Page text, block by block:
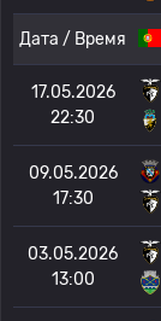
Дата / Время
17.05.2026
22:30
09.05.2026
17:30
03.05.2026
13:00